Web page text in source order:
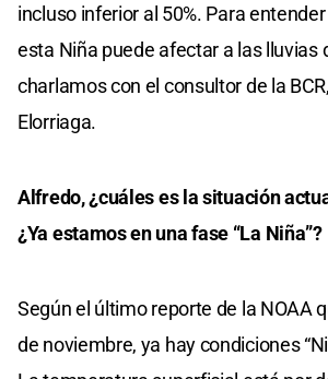
incluso inferior al 50%. Para
esta Niña puede afectar a las lluvias
charlamos con el consultor de la
Elorriaga.
Alfredo, ¿cuáles es la situación
¿Ya estamos en una fase “La Niña”?
Según el último reporte de la NOAA
de noviembre, ya hay condiciones